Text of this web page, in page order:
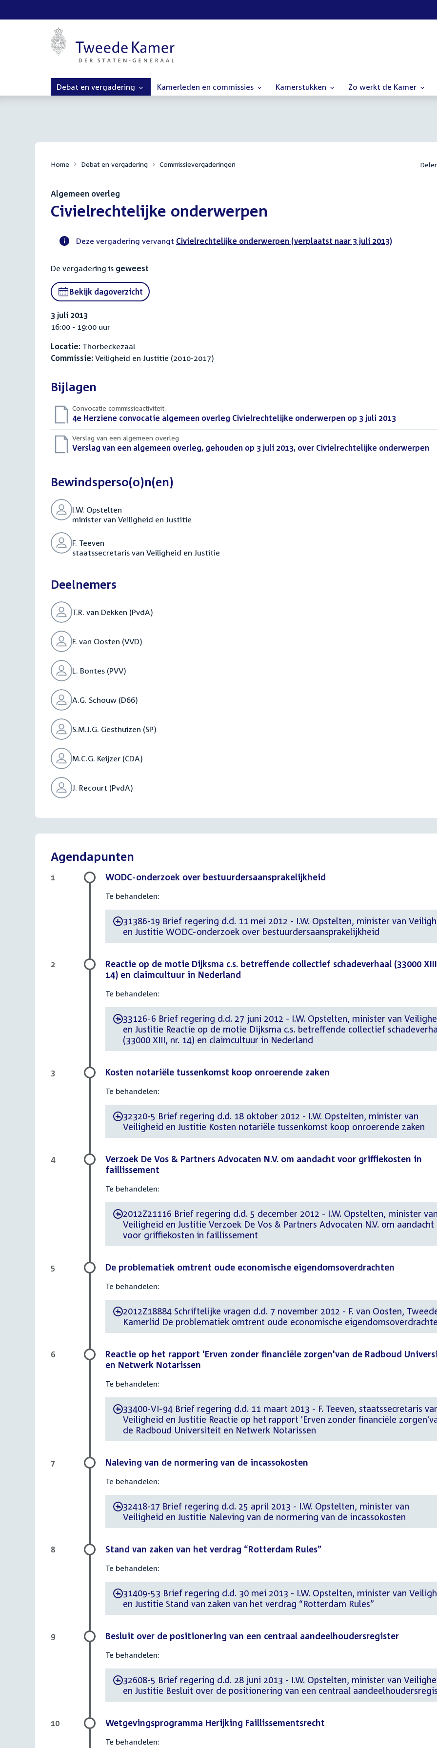
Debat en vergadering Kamerleden en commissies Kamerstukken Zo werkt de Kamer
Home Debat en vergadering Commissievergaderingen
Algemeen overleg
:Civielrechtelijke onderwerpen
commissie
activiteit
Deze vergadering vervangt Civielrechtelijke onderwerpen (verplaatst naar 3 juli 2013)
De vergadering is geweest
Bekijk dagoverzicht
3 juli 2013
16:00 - 19:00 uur
Locatie: Thorbeckezaal
Commissie: Veiligheid en Justitie (2010-2017)
Bijlagen
Convocatie commissieactiviteit
Download
bestand:
4e Herziene convocatie algemeen overleg Civielrechtelijke onderwerpen op 3 juli 2013
Verslag van een algemeen overleg
Download
Verslag van een algemeen overleg, gehouden op 3 juli 2013, over Civielrechtelijke onderwerpen
Bewindsperso(o)n(en)
I.W. Opstelten
minister van Veiligheid en Justitie
F. Teeven
staatssecretaris van Veiligheid en Justitie
Deelnemers
T.R. van Dekken (PvdA)
F. van Oosten (VVD)
L. Bontes (PVV)
A.G. Schouw (D66)
S.M.J.G. Gesthuizen (SP)
M.C.G. Keijzer (CDA)
J. Recourt (PvdA)
Agendapunten
WODC-onderzoek over bestuurdersaansprakelijkheid
Te behandelen:
-31386-19 Brief regering d.d. 11 mei 2012 - I.W. Opstelten, minister van
en Justitie WODC-onderzoek over bestuurdersaansprakelijkheid
1
Reactie op de motie Dijksma c.s. betreffende collectief schadeverhaal (33000
14) en claimcultuur in Nederland
Te behandelen:
-33126-6 Brief regering d.d. 27 juni 2012 - I.W. Opstelten, minister van
en Justitie Reactie op de motie Dijksma c.s. betreffende collectief
(33000 XIII, nr. 14) en claimcultuur in Nederland
2
Kosten notariële tussenkomst koop onroerende zaken
Te behandelen:
-32320-5 Brief regering d.d. 18 oktober 2012 - I.W. Opstelten, minister van
Veiligheid en Justitie Kosten notariële tussenkomst koop onroerende zaken
3
Verzoek De Vos & Partners Advocaten N.V. om aandacht voor griffiekosten in
faillissement
Te behandelen:
-2012Z21116 Brief regering d.d. 5 december 2012 - I.W. Opstelten, minister
Veiligheid en Justitie Verzoek De Vos & Partners Advocaten N.V. om aandacht
voor griffiekosten in faillissement
4
De problematiek omtrent oude economische eigendomsoverdrachten
Te behandelen:
-2012Z18884 Schriftelijke vragen d.d. 7 november 2012 - F. van Oosten,
Kamerlid De problematiek omtrent oude economische
5
Reactie op het rapport 'Erven zonder financiële zorgen'van de Radboud
en Netwerk Notarissen
Te behandelen:
-33400-VI-94 Brief regering d.d. 11 maart 2013 - F. Teeven, staatssecretaris
Veiligheid en Justitie Reactie op het rapport 'Erven zonder financiële
de Radboud Universiteit en Netwerk Notarissen
6
Naleving van de normering van de incassokosten
Te behandelen:
-32418-17 Brief regering d.d. 25 april 2013 - I.W. Opstelten, minister van
Veiligheid en Justitie Naleving van de normering van de incassokosten
7
Stand van zaken van het verdrag “Rotterdam Rules”
Te behandelen:
-31409-53 Brief regering d.d. 30 mei 2013 - I.W. Opstelten, minister van
en Justitie Stand van zaken van het verdrag “Rotterdam Rules”
8
Besluit over de positionering van een centraal aandeelhoudersregister
Te behandelen:
-32608-5 Brief regering d.d. 28 juni 2013 - I.W. Opstelten, minister van
en Justitie Besluit over de positionering van een centraal
9
Wetgevingsprogramma Herijking Faillissementsrecht
Te behandelen:
10